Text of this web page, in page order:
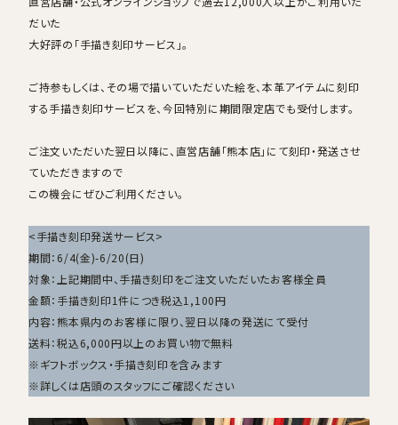
だいた
大好評の「手描き刻印サービス」。
ご持参もしくは、その場で描いていただいた絵を、本革アイテムに刻印
する手描き刻印サービスを、今回特別に期間限定店でも受付します。
ご注文いただいた翌日以降に、直営店舗「熊本店」にて刻印・発送させ
ていただきますので
この機会にぜひご利用ください。
<手描き刻印発送サービス>
期間：6/4(金)-6/20(日)
対象：上記期間中、手描き刻印をご注文いただいたお客様全員
金額：手描き刻印1件につき税込1,100円
内容：熊本県内のお客様に限り、翌日以降の発送にて受付
送料：税込6,000円以上のお買い物で無料
※ギフトボックス・手描き刻印を含みます
※詳しくは店頭のスタッフにご確認ください